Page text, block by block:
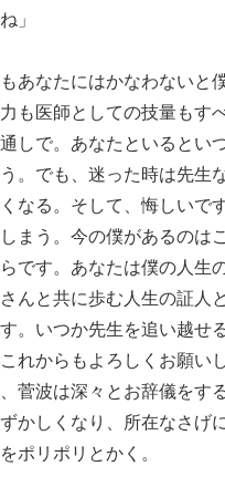
」
もあなたにはかなわないと
も医師としての技量もす
しで。あなたといるとい
。でも、迷った時は先生
なる。そして、悔しいで
まう。今の僕があるのは
です。あなたは僕の人生
んと共に歩む人生の証人
。いつか先生を追い越せ
れからもよろしくお願い
菅波は深々とお辞儀をする
かしくなり、所在なさげ
ポリポリとかく。